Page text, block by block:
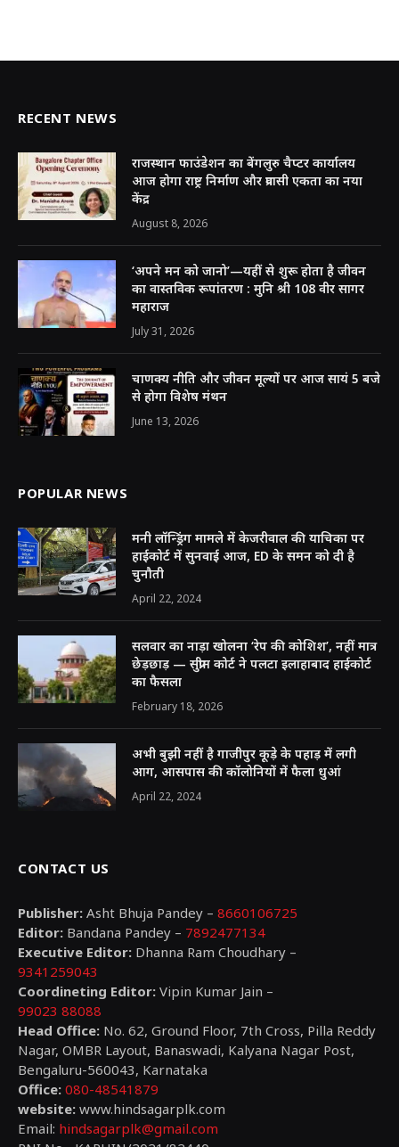
RECENT NEWS
राजस्थान फाउंडेशन का बेंगलुरु चैप्टर कार्यालय
आज होगा राष्ट्र निर्माण और प्रवासी एकता का नया
केंद्र
August 8, 2026
‘अपने मन को जानो’—यहीं से शुरू होता है जीवन
का वास्तविक रूपांतरण : मुनि श्री 108 वीर सागर
महाराज
July 31, 2026
चाणक्य नीति और जीवन मूल्यों पर आज सायं 5 बजे
से होगा विशेष मंथन
June 13, 2026
POPULAR NEWS
मनी लॉन्ड्रिंग मामले में केजरीवाल की याचिका पर
हाईकोर्ट में सुनवाई आज, ED के समन को दी है
चुनौती
April 22, 2024
सलवार का नाड़ा खोलना ‘रेप की कोशिश’, नहीं मात्र
छेड़छाड़ — सुप्रीम कोर्ट ने पलटा इलाहाबाद हाईकोर्ट
का फैसला
February 18, 2026
अभी बुझी नहीं है गाजीपुर कूड़े के पहाड़ में लगी
आग, आसपास की कॉलोनियों में फैला धुआं
April 22, 2024
CONTACT US
Publisher: Asht Bhuja Pandey – 8660106725
Editor: Bandana Pandey – 7892477134
Executive Editor: Dhanna Ram Choudhary –
9341259043
Coordineting Editor: Vipin Kumar Jain –
99023 88088
Head Office: No. 62, Ground Floor, 7th Cross, Pilla Reddy
Nagar, OMBR Layout, Banaswadi, Kalyana Nagar Post,
Bengaluru-560043, Karnataka
Office: 080-48541879
website: www.hindsagarplk.com
Email: hindsagarplk@gmail.com